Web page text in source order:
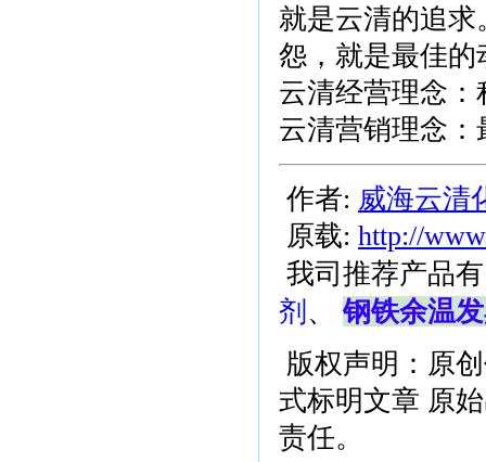
就是云清的追
怨，就是最佳的
云清经营理念
云清营销理念
作者: 威海云清
原载: http://
我司推荐产品
剂 、钢铁余温
版权声明：原
式标明文章 原
责任。